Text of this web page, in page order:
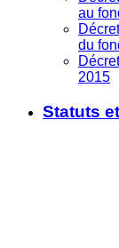
au
du
2015
Statuts